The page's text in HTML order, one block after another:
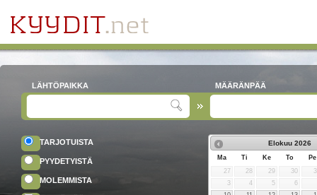
LÄHTÖPAIKKA MÄÄRÄNPÄÄ
TARJOTUISTA
PYYDETYISTÄ
MOLEMMISTA
Elokuu 2026
Ma Ti Ke To
Pe
27
28 29 30
3
4 5
6